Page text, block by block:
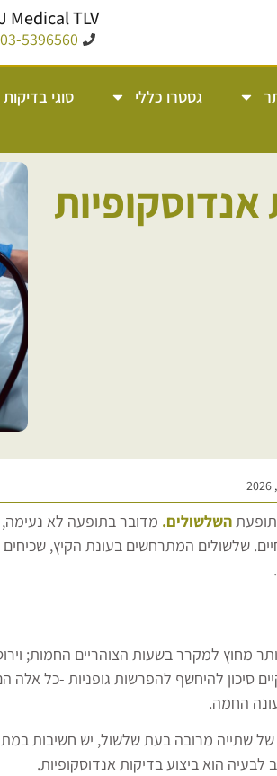
Medical TLV
03-5396560
גסטרו כללי סוגי בדיקות
השלשולים. מדובר בתופעה לא נעימה,
שלשולים המתרחשים בעונת הקיץ,
מחוץ למקרר בשעות הצוהריים החמות;
סיכון להיחשף להפרשות גופניות -כל
החמה.
של שתייה מרובה בעת שלשול, יש חשיבות
לבעיה הוא ביצוע בדיקות אנדוסקופיות.